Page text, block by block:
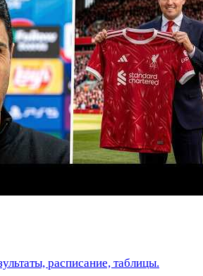
расписание, таблицы.